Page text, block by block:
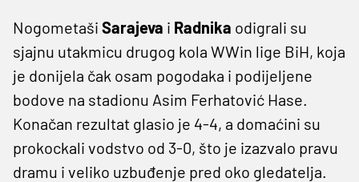
Nogometaši Sarajeva i Radnika odigrali su
sjajnu utakmicu drugog kola WWin lige BiH, koja
je donijela čak osam pogodaka i podijeljene
bodove na stadionu Asim Ferhatović Hase.
Konačan rezultat glasio je 4-4, a domaćini su
prokockali vodstvo od 3-0, što je izazvalo pravu
dramu i veliko uzbuđenje pred oko gledatelja.